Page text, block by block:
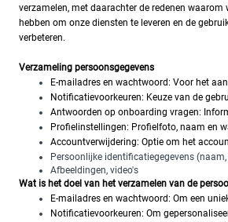
verzamelen, met daarachter de redenen waarom
hebben om onze diensten te leveren en de
verbeteren.
Verzameling persoonsgegevens
E-mailadres en wachtwoord: Voor het
Notificatievoorkeuren: Keuze van de
Antwoorden op onboarding vragen:
Profielinstellingen: Profielfoto, naam en
Accountverwijdering: Optie om het
Persoonlijke identificatiegegevens
Afbeeldingen, video's
Wat is het doel van het verzamelen van de
E-mailadres en wachtwoord: Om een
Notificatievoorkeuren: Om